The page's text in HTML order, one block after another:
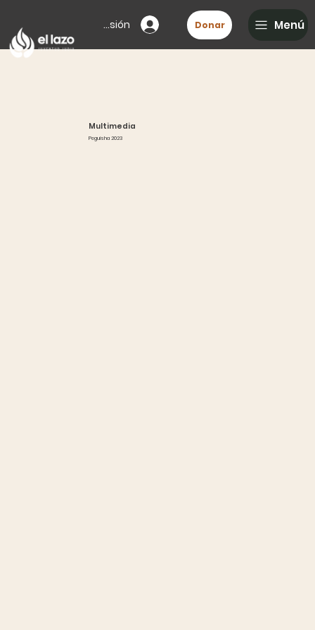
Iniciar sesión Menú
Donar
Multimedia
Peguisha 2023